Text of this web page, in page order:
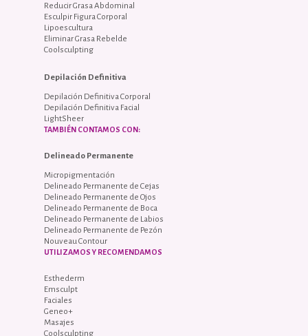
Reducir Grasa Abdominal
Esculpir Figura Corporal
Lipoescultura
Eliminar Grasa Rebelde
Coolsculpting
Depilación Definitiva
Depilación Definitiva Corporal
Depilación Definitiva Facial
LightSheer
TAMBIÉN CONTAMOS CON:
Delineado Permanente
Micropigmentación
Delineado Permanente de Cejas
Delineado Permanente de Ojos
Delineado Permanente de Boca
Delineado Permanente de Labios
Delineado Permanente de Pezón
Nouveau Contour
UTILIZAMOS Y RECOMENDAMOS
Esthederm
Emsculpt
Faciales
Geneo+
Masajes
Coolsculpting